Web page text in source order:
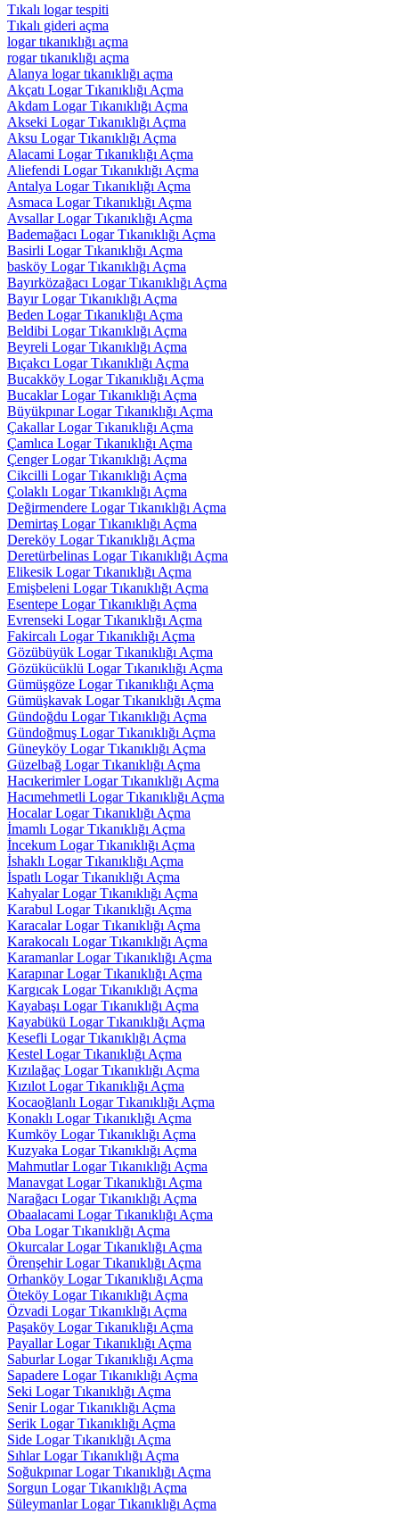
Tıkalı logar tespiti
Tıkalı gideri açma
logar tıkanıklığı açma
rogar tıkanıklığı açma
Alanya logar tıkanıklığı açma
Akçatı Logar Tıkanıklığı Açma
Akdam Logar Tıkanıklığı Açma
Akseki Logar Tıkanıklığı Açma
Aksu Logar Tıkanıklığı Açma
Alacami Logar Tıkanıklığı Açma
Aliefendi Logar Tıkanıklığı Açma
Antalya Logar Tıkanıklığı Açma
Asmaca Logar Tıkanıklığı Açma
Avsallar Logar Tıkanıklığı Açma
Bademağacı Logar Tıkanıklığı Açma
Basirli Logar Tıkanıklığı Açma
basköy Logar Tıkanıklığı Açma
Bayırközağacı Logar Tıkanıklığı Açma
Bayır Logar Tıkanıklığı Açma
Beden Logar Tıkanıklığı Açma
Beldibi Logar Tıkanıklığı Açma
Beyreli Logar Tıkanıklığı Açma
Bıçakcı Logar Tıkanıklığı Açma
Bucakköy Logar Tıkanıklığı Açma
Bucaklar Logar Tıkanıklığı Açma
Büyükpınar Logar Tıkanıklığı Açma
Çakallar Logar Tıkanıklığı Açma
Çamlıca Logar Tıkanıklığı Açma
Çenger Logar Tıkanıklığı Açma
Cikcilli Logar Tıkanıklığı Açma
Çolaklı Logar Tıkanıklığı Açma
Değirmendere Logar Tıkanıklığı Açma
Demirtaş Logar Tıkanıklığı Açma
Dereköy Logar Tıkanıklığı Açma
Deretürbelinas Logar Tıkanıklığı Açma
Elikesik Logar Tıkanıklığı Açma
Emişbeleni Logar Tıkanıklığı Açma
Esentepe Logar Tıkanıklığı Açma
Evrenseki Logar Tıkanıklığı Açma
Fakircalı Logar Tıkanıklığı Açma
Gözübüyük Logar Tıkanıklığı Açma
Gözükücüklü Logar Tıkanıklığı Açma
Gümüşgöze Logar Tıkanıklığı Açma
Gümüşkavak Logar Tıkanıklığı Açma
Gündoğdu Logar Tıkanıklığı Açma
Gündoğmuş Logar Tıkanıklığı Açma
Güneyköy Logar Tıkanıklığı Açma
Güzelbağ Logar Tıkanıklığı Açma
Hacıkerimler Logar Tıkanıklığı Açma
Hacımehmetli Logar Tıkanıklığı Açma
Hocalar Logar Tıkanıklığı Açma
İmamlı Logar Tıkanıklığı Açma
İncekum Logar Tıkanıklığı Açma
İshaklı Logar Tıkanıklığı Açma
İspatlı Logar Tıkanıklığı Açma
Kahyalar Logar Tıkanıklığı Açma
Karabul Logar Tıkanıklığı Açma
Karacalar Logar Tıkanıklığı Açma
Karakocalı Logar Tıkanıklığı Açma
Karamanlar Logar Tıkanıklığı Açma
Karapınar Logar Tıkanıklığı Açma
Kargıcak Logar Tıkanıklığı Açma
Kayabaşı Logar Tıkanıklığı Açma
Kayabükü Logar Tıkanıklığı Açma
Kesefli Logar Tıkanıklığı Açma
Kestel Logar Tıkanıklığı Açma
Kızılağaç Logar Tıkanıklığı Açma
Kızılot Logar Tıkanıklığı Açma
Kocaoğlanlı Logar Tıkanıklığı Açma
Konaklı Logar Tıkanıklığı Açma
Kumköy Logar Tıkanıklığı Açma
Kuzyaka Logar Tıkanıklığı Açma
Mahmutlar Logar Tıkanıklığı Açma
Manavgat Logar Tıkanıklığı Açma
Narağacı Logar Tıkanıklığı Açma
Obaalacami Logar Tıkanıklığı Açma
Oba Logar Tıkanıklığı Açma
Okurcalar Logar Tıkanıklığı Açma
Örenşehir Logar Tıkanıklığı Açma
Orhanköy Logar Tıkanıklığı Açma
Öteköy Logar Tıkanıklığı Açma
Özvadi Logar Tıkanıklığı Açma
Paşaköy Logar Tıkanıklığı Açma
Payallar Logar Tıkanıklığı Açma
Saburlar Logar Tıkanıklığı Açma
Sapadere Logar Tıkanıklığı Açma
Seki Logar Tıkanıklığı Açma
Senir Logar Tıkanıklığı Açma
Serik Logar Tıkanıklığı Açma
Side Logar Tıkanıklığı Açma
Sıhlar Logar Tıkanıklığı Açma
Soğukpınar Logar Tıkanıklığı Açma
Sorgun Logar Tıkanıklığı Açma
Süleymanlar Logar Tıkanıklığı Açma